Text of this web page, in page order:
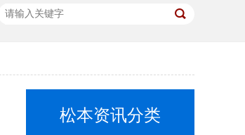
松本资讯分类